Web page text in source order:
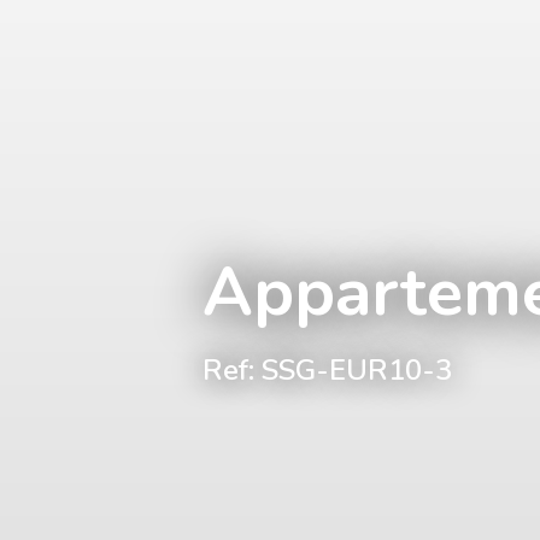
Ref: SSG-EUR10-3